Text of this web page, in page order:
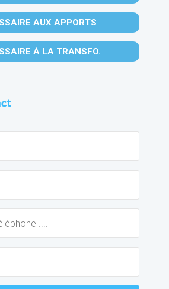
AUX APPORTS
À LA TRANSFO.